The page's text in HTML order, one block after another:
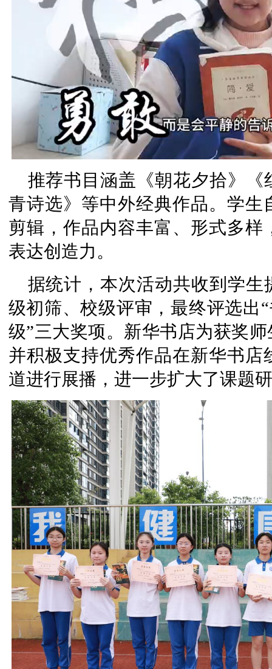
推荐书目涵盖《朝花夕拾》
青诗选》等中外经典作品。学
剪辑，作品内容丰富、形式多
表达创造力。
据统计，本次活动共收到学
级初筛、校级评审，最终评选出
级”三大奖项。新华书店为获奖
并积极支持优秀作品在新华书
道进行展播，进一步扩大了课题